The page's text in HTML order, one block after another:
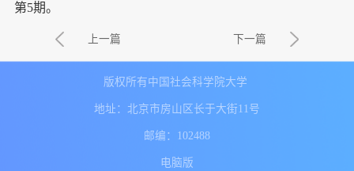
第5期。
上一篇 下一篇
版权所有中国社会科学院大学
地址：北京市房山区长于大街11号
邮编：102488
电脑版